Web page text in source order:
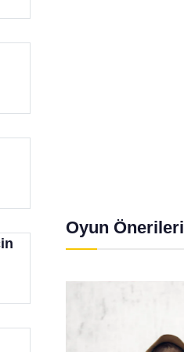
Oyun Önerileri